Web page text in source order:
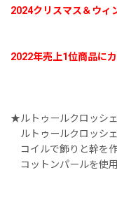
2024クリスマス＆ウィ
2022年売上1位商品に
★ルトゥールクロッシ
ルトゥールクロッシ
コイルで飾りと幹を
コットンパールを使